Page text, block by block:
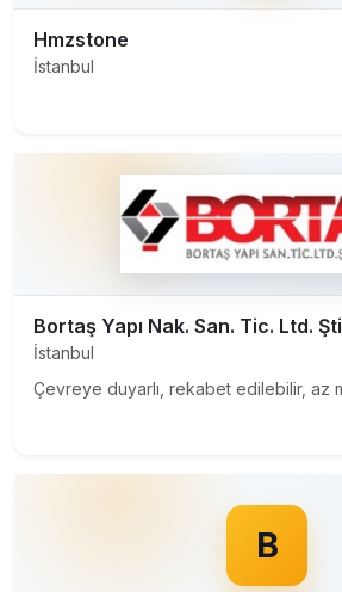
Hmzstone
İstanbul
Bortaş Yapı Nak. San. Tic. Ltd. Şti
İstanbul
B